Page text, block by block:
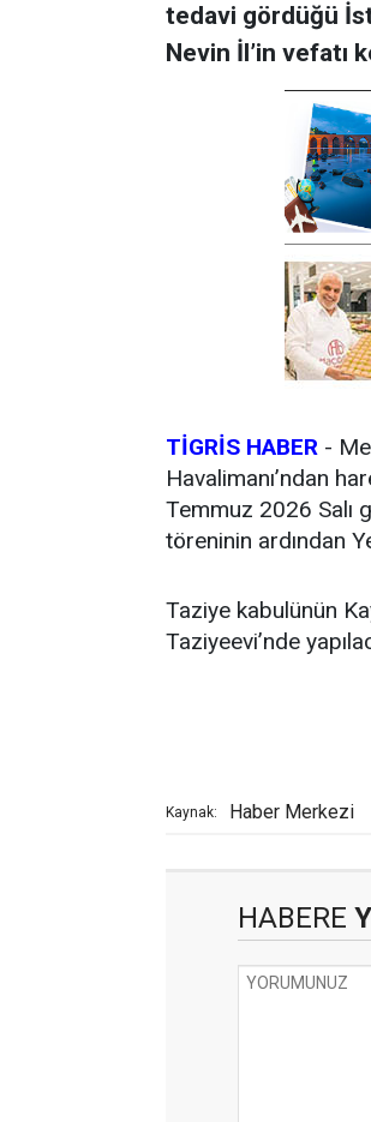
tedavi gördüğü
Nevin İl’in vefatı
TİGRİS HABER -
Havalimanı’ndan
Temmuz 2026 Salı
töreninin ardından
Taziye kabulünün
Taziyeevi’nde
Kaynak: Haber Merkezi
HABERE